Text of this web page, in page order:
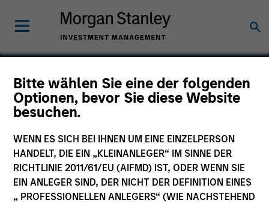
Bitte wählen Sie eine der folgenden
Optionen, bevor Sie diese Website
besuchen.
WENN ES SICH BEI IHNEN UM EINE EINZELPERSON
HANDELT, DIE EIN „KLEINANLEGER“ IM SINNE DER
RICHTLINIE 2011/61/EU (AIFMD) IST, ODER WENN SIE
EIN ANLEGER SIND, DER NICHT DER DEFINITION EINES
„ PROFESSIONELLEN ANLEGERS“ (WIE NACHSTEHEND
Calvert Sustainable US
Equity Select Fund
Marketingdokument